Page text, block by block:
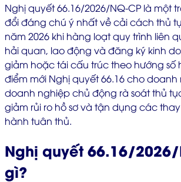
Nghị quyết 66.16/2026/NQ-CP là một
đổi đáng chú ý nhất về cải cách thủ
năm 2026 khi hàng loạt quy trình liên
hải quan, lao động và đăng ký kinh
giảm hoặc tái cấu trúc theo hướng số
điểm mới Nghị quyết 66.16 cho
doanh nghiệp chủ động rà soát thủ
giảm rủi ro hồ sơ và tận dụng các
hành tuân thủ.
Nghị quyết 66.16/2026/
gì?